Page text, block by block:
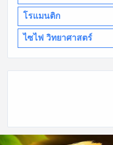
โรแมนติก
ไซไฟ วิทยาศาสตร์